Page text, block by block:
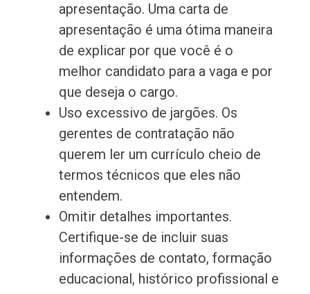
apresentação. Uma carta de
apresentação é uma ótima maneira
de explicar por que você é o
melhor candidato para a vaga e por
que deseja o cargo.
Uso excessivo de jargões. Os
gerentes de contratação não
querem ler um currículo cheio de
termos técnicos que eles não
entendem.
Omitir detalhes importantes.
Certifique-se de incluir suas
informações de contato, formação
educacional, histórico profissional e